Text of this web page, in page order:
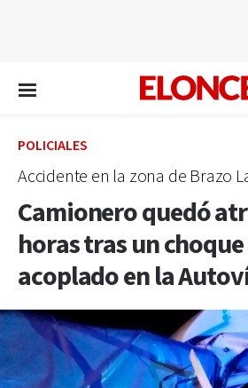
POLICIALES
Accidente en la zona de Brazo
Camionero quedó
horas tras un
acoplado en la